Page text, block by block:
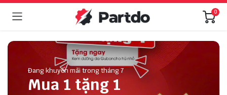
0
Đang khuyến mãi trong tháng 7
Mua 1 tặng 1